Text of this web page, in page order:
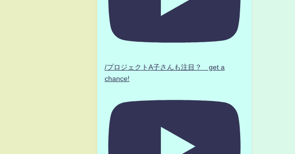
/プロジェクトA子さんも注目？ get a
chance!